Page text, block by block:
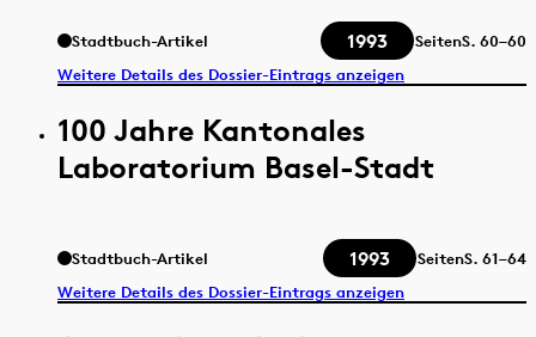
Stadtbuch-Artikel 1993 SeitenS. 60–60
Weitere Details des Dossier-Eintrags anzeigen
100 Jahre Kantonales
Laboratorium Basel-Stadt
Stadtbuch-Artikel 1993 SeitenS. 61–64
Weitere Details des Dossier-Eintrags anzeigen